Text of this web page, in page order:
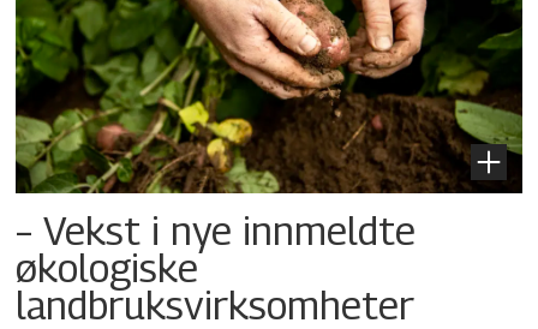
– Vekst i nye innmeldte
økologiske
landbruksvirksomheter